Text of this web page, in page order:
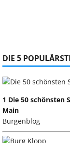
DIE 5
1 Die 50 schönsten
Main
Burgenblog